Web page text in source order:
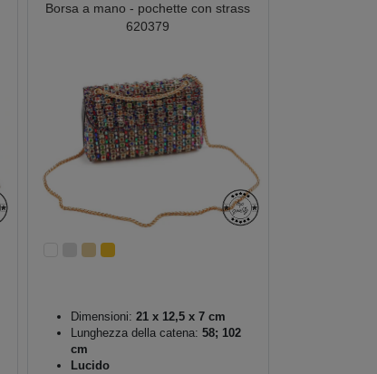
Borsa a mano - pochette con strass
620379
Dimensioni: 21 x 12,5 x 7 cm
Lunghezza della catena: 58; 102
cm
Lucido